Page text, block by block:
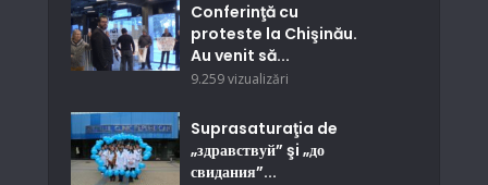
Conferinţă cu
proteste la Chişinău.
Au venit să...
9.259 vizualizări
Suprasaturaţia de
„здравствуй” şi „до
свидания”...